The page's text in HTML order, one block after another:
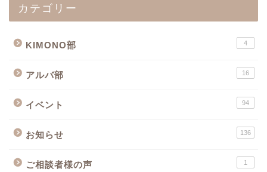
カテゴリー
KIMONO部 4
アルバ部 16
イベント 94
お知らせ 136
ご相談者様の声 1